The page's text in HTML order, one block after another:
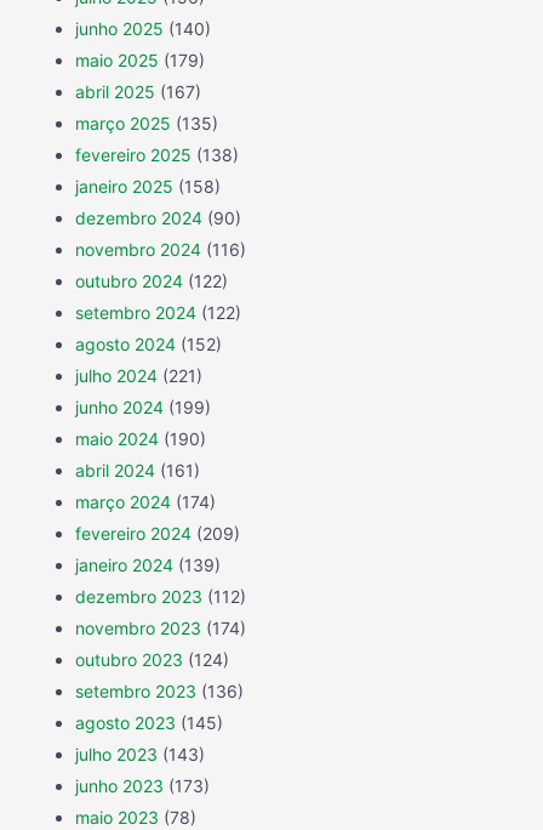
junho 2025 (140)
maio 2025 (179)
abril 2025 (167)
março 2025 (135)
fevereiro 2025 (138)
janeiro 2025 (158)
dezembro 2024 (90)
novembro 2024 (116)
outubro 2024 (122)
setembro 2024 (122)
agosto 2024 (152)
julho 2024 (221)
junho 2024 (199)
maio 2024 (190)
abril 2024 (161)
março 2024 (174)
fevereiro 2024 (209)
janeiro 2024 (139)
dezembro 2023 (112)
novembro 2023 (174)
outubro 2023 (124)
setembro 2023 (136)
agosto 2023 (145)
julho 2023 (143)
junho 2023 (173)
maio 2023 (78)